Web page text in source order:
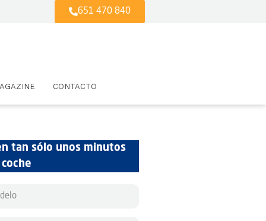
651 470 840
CONTACTO
tan sólo unos minutos